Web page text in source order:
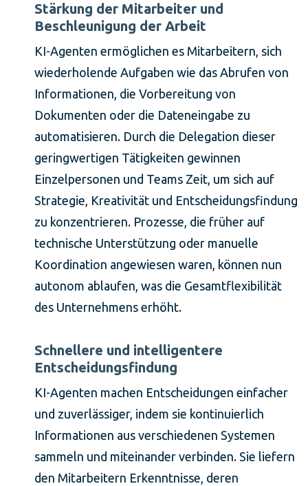
Stärkung der Mitarbeiter und
Beschleunigung der Arbeit
KI-Agenten ermöglichen es Mitarbeitern, sich
wiederholende Aufgaben wie das Abrufen von
Informationen, die Vorbereitung von
Dokumenten oder die Dateneingabe zu
automatisieren. Durch die Delegation dieser
geringwertigen Tätigkeiten gewinnen
Einzelpersonen und Teams Zeit, um sich auf
Strategie, Kreativität und Entscheidungsfindung
zu konzentrieren. Prozesse, die früher auf
technische Unterstützung oder manuelle
Koordination angewiesen waren, können nun
autonom ablaufen, was die Gesamtflexibilität
des Unternehmens erhöht.
Schnellere und intelligentere
Entscheidungsfindung
KI-Agenten machen Entscheidungen einfacher
und zuverlässiger, indem sie kontinuierlich
Informationen aus verschiedenen Systemen
sammeln und miteinander verbinden. Sie liefern
den Mitarbeitern Erkenntnisse, deren